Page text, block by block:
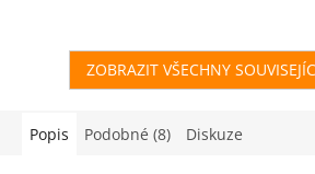
ZOBRAZIT VŠECHNY
Popis Podobné (8) Diskuze